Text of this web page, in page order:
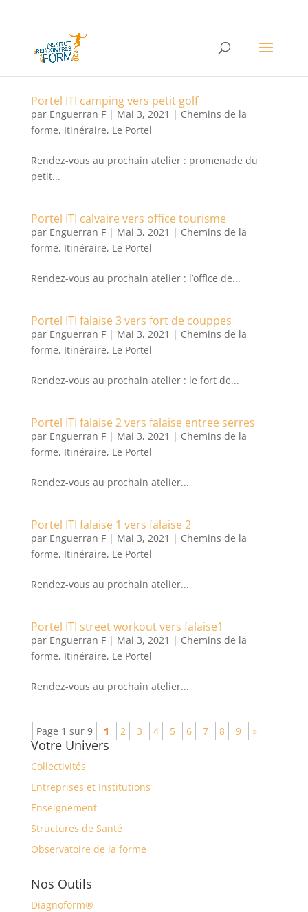
Portel ITI camping vers petit golf
par Enguerran F| Mai 3, 2021 | Chemins de la
forme, Itinéraire, Le Portel
Rendez-vous au prochain atelier : promenade du
petit...
Portel ITI calvaire vers office tourisme
par Enguerran F| Mai 3, 2021 | Chemins de la
forme, Itinéraire, Le Portel
Rendez-vous au prochain atelier : l’office de...
Portel ITI falaise 3 vers fort de couppes
par Enguerran F| Mai 3, 2021 | Chemins de la
forme, Itinéraire, Le Portel
Rendez-vous au prochain atelier : le fort de...
Portel ITI falaise 2 vers falaise entree serres
par Enguerran F| Mai 3, 2021 | Chemins de la
forme, Itinéraire, Le Portel
Rendez-vous au prochain atelier...
Portel ITI falaise 1 vers falaise 2
par Enguerran F| Mai 3, 2021 | Chemins de la
forme, Itinéraire, Le Portel
Rendez-vous au prochain atelier...
Portel ITI street workout vers falaise1
par Enguerran F| Mai 3, 2021 | Chemins de la
forme, Itinéraire, Le Portel
Rendez-vous au prochain atelier...
Page 1 sur 9 1 2 3 4 5 6 7 8 9 »
Votre Univers
Collectivités
Entreprises et Institutions
Enseignement
Structures de Santé
Observatoire de la forme
Nos Outils
Diagnoform®